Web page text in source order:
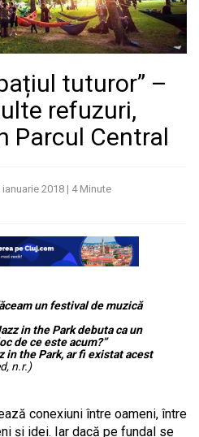
tuturor” –
refuzuri,
Parcul Central
2018 | 4 Minute
un festival de muzică
in the Park debuta ca un
de ce este acum?”
in the Park, ar fi existat acest
n.r.)
conexiuni între oameni, între
și idei. Iar dacă pe fundal se